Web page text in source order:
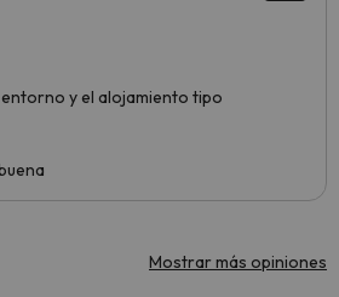
y el alojamiento tipo
Mostrar más opiniones